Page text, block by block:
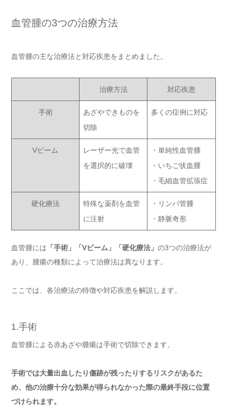
血管腫の3つの治療方法
血管腫の主な治療法と対応疾患をまとめました。
治療方法 対応疾患
手術
あざやできものを
切除
多くの症例に対応
Vビーム
レーザー光で血管
を選択的に破壊
・単純性血管腫
・いちご状血腫
・毛細血管拡張症
硬化療法
特殊な薬剤を血管
に注射
・リンパ管腫
・静脈奇形
血管腫には 「手術」「Vビーム」「硬化療法」 の3つの治療法が
あり、腫瘍の種類によって治療法は異なります。
ここでは、各治療法の特徴や対応疾患を解説します。
1.手術
血管腫による赤あざや腫瘍は手術で切除できます。
手術では大量出血したり傷跡が残ったりするリスクがあるた
め、他の治療十分な効果が得られなかった際の最終手段に位置
づけられます。